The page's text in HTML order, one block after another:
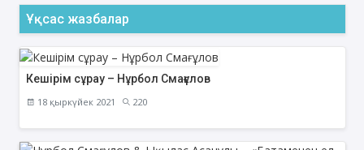
Ұқсас жазбалар
Кешірім сұрау – Нұрбол Смағұлов
18 қыркүйек 2021 220